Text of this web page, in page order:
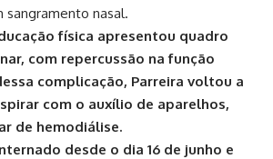
sangramento nasal.
física apresentou quadro
com repercussão na função
complicação, Parreira voltou a
com o auxílio de aparelhos,
de hemodiálise.
desde o dia 16 de junho e